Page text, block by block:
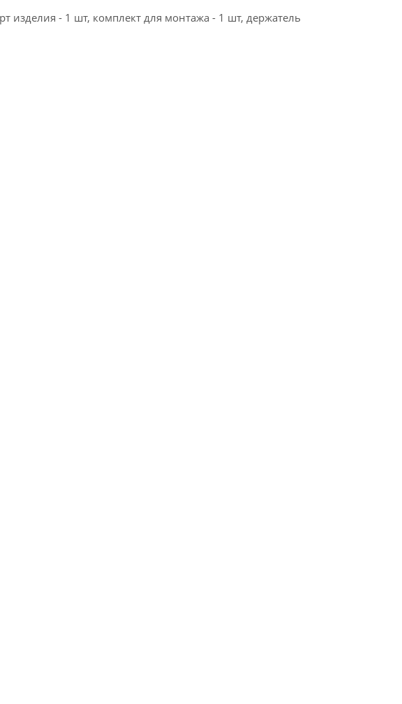
изделия - 1 шт, комплект для монтажа - 1 шт, держатель